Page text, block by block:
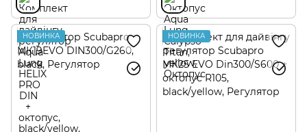
НОВИНКА НОВИНКА